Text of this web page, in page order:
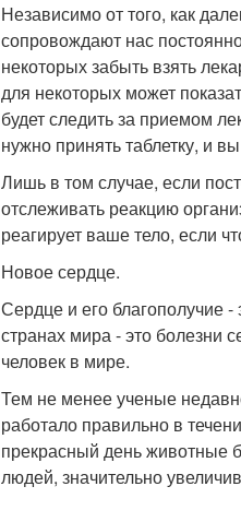
Независимо от того, как
сопровождают нас
некоторых забыть взять
для некоторых может
будет следить за приемом
нужно принять таблетку, и
Лишь в том случае, если
отслеживать реакцию
реагирует ваше тело, если
Новое сердце.
Сердце и его благополучие
странах мира - это болезни
человек в мире.
Тем не менее ученые
работало правильно в
прекрасный день животные
людей, значительно